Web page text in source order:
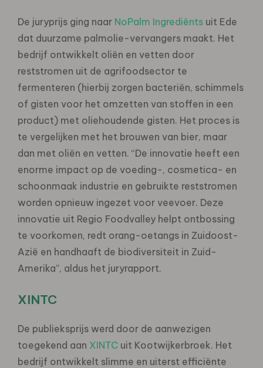
De juryprijs ging naar NoPalm Ingrediënts uit Ede
dat duurzame palmolie-vervangers maakt. Het
bedrijf ontwikkelt oliën en vetten door
reststromen uit de agrifoodsector te
fermenteren (hierbij zorgen bacteriën, schimmels
of gisten voor het omzetten van stoffen in een
product) met oliehoudende gisten. Het proces is
te vergelijken met het brouwen van bier, maar
dan met oliën en vetten. “De innovatie heeft een
enorme impact op de voeding-, cosmetica- en
schoonmaak industrie en gebruikte reststromen
worden opnieuw ingezet voor veevoer. Deze
innovatie uit Regio Foodvalley helpt ontbossing
te voorkomen, redt orang-oetangs in Zuidoost-
Azië en handhaaft de biodiversiteit in Zuid-
Amerika”, aldus het juryrapport.
XINTC
De publieksprijs werd door de aanwezigen
toegekend aan XINTC uit Kootwijkerbroek. Het
bedrijf ontwikkelt slimme en uiterst efficiënte